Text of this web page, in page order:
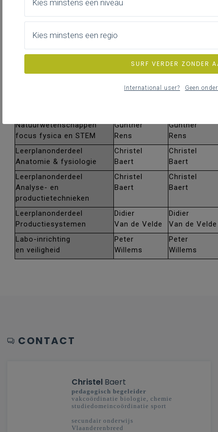
regio
Antwerpen
Limburg
eerste graad (incl. STEM)
Eulaerts
Bex
Natuurwetenschappen
Mieke
Mieke
Natuurwetenschappen
focus fysica en STEM
Gunther
Rens
Gunther
Rens
Leerplanonderdeel
Anatomie & fysiologie
Christel
Baert
Christel
Baert
Leerplanonderdeel
Analyse- en
productietechnieken
Christel
Baert
Christel
Baert
Leerplanonderdeel
Productiesystemen
Didier
Van de Velde
Didier
Van de Velde
Labo-inrichting
en veiligheid
Peter
Willems
Peter
Willems
CONTACT
Christel Baert
pedagogisch begeleider
vakcoördinatie biologie, chemie
studiedomeincoördinatie sport
secundair onderwijs
Vlaanderenbreed
Kies minstens een niveau
Kies minstens een regio
SURF VERDER ZONDER
International user? Geen